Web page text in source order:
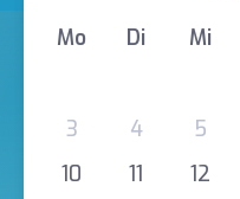
Mo Di Mi
3
4 5
10
11 12